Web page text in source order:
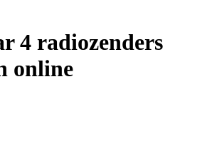
4 radiozenders
online